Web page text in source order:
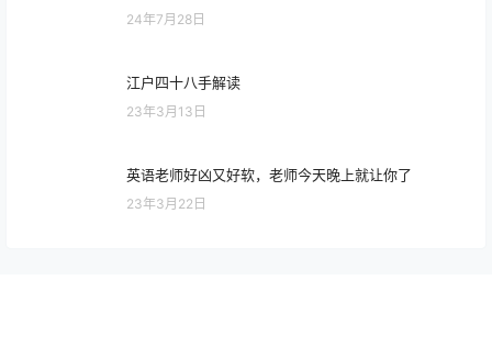
24年7月28日
江户四十八手解读
23年3月13日
英语老师好凶又好软，老师今天晚上就让你了
23年3月22日